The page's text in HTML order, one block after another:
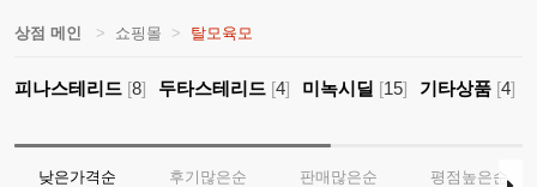
상점 메인 쇼핑몰 탈모육모
피나스테리드 [8] 두타스테리드 [4] 미녹시딜 [15] 기타상품 [4]
낮은가격순 후기많은순 판매많은순 평점높은순